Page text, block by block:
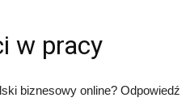
w pracy
biznesowy online? Odpowiedź